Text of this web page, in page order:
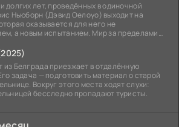
долгих лет, проведённых в одиночной
Ньюборн (Дэвид Оелоуо) выходит на
оказывается для него не
а новым испытанием. Мир за пределами
из Белграда приезжает в отдалённую
задача — подготовить материал о старой
Вокруг этого места ходят слухи:
бесследно пропадают туристы.